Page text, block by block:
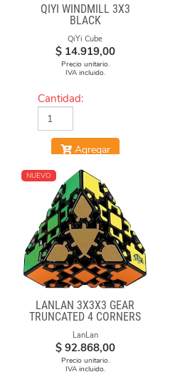
QIYI WINDMILL 3X3
BLACK
QiYi Cube
$ 14.919,00
Precio unitario.
IVA incluido.
Cantidad:
Agregar
NUEVO
LANLAN 3X3X3 GEAR
TRUNCATED 4 CORNERS
LanLan
$ 92.868,00
Precio unitario.
IVA incluido.